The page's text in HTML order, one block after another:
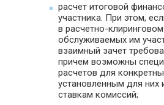
расчет итоговой
участника. При этом,
в расчетно-
обслуживаемых им
взаимный зачет
причем возможны
расчетов для
установленным для них
ставкам комиссий;